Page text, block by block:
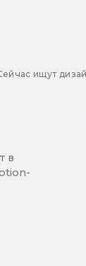
ищут
в